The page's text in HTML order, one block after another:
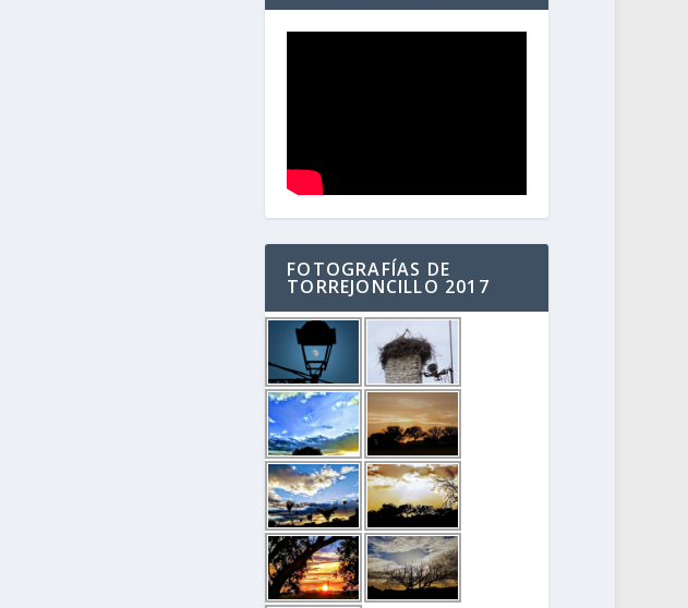
FOTOGRAFÍAS DE
TORREJONCILLO 2017